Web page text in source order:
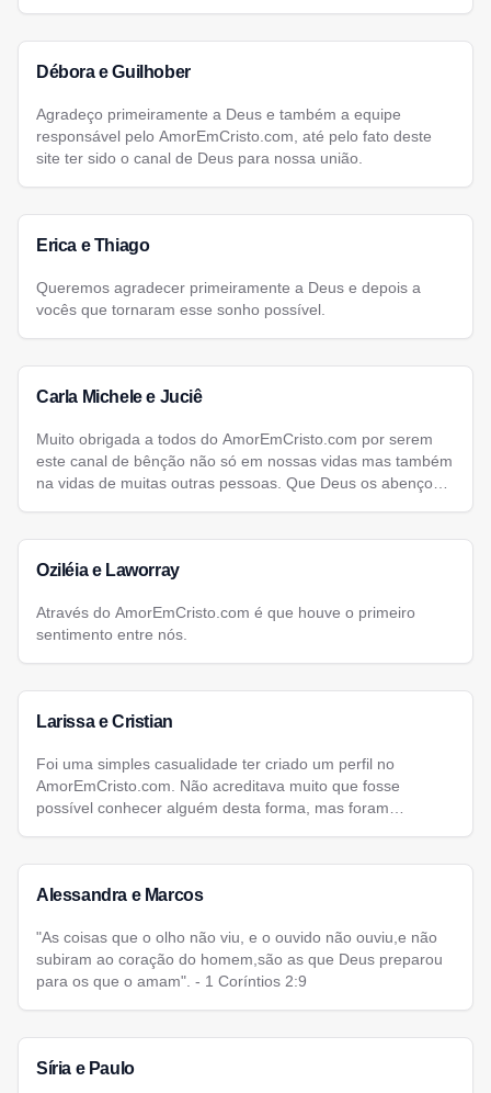
Débora e Guilhober
Agradeço primeiramente a Deus e também a equipe
responsável pelo AmorEmCristo.com, até pelo fato deste
site ter sido o canal de Deus para nossa união.
Erica e Thiago
Queremos agradecer primeiramente a Deus e depois a
vocês que tornaram esse sonho possível.
Carla Michele e Juciê
Muito obrigada a todos do AmorEmCristo.com por serem
este canal de bênção não só em nossas vidas mas também
na vidas de muitas outras pessoas. Que Deus os abençoe
Oziléia e Laworray
Através do AmorEmCristo.com é que houve o primeiro
sentimento entre nós.
Larissa e Cristian
Foi uma simples casualidade ter criado um perfil no
AmorEmCristo.com. Não acreditava muito que fosse
possível conhecer alguém desta forma, mas foram
Alessandra e Marcos
"As coisas que o olho não viu, e o ouvido não ouviu,e não
subiram ao coração do homem,são as que Deus preparou
para os que o amam". - 1 Coríntios 2:9
Síria e Paulo